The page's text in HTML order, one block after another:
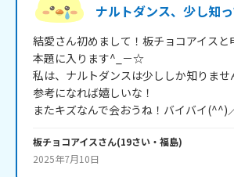
ナルトダンス、少し知っ
結愛さん初めまして！板チョコアイスと
本題に入ります^_－☆
私は、ナルトダンスは少ししか知りませ
参考になれば嬉しいな！
またキズなんで会おうね！バイバイ(^^)
板チョコアイスさん(19さい・ 福島)
2025年7月10日